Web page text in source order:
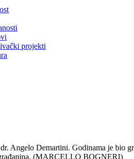
projekti
Angelo Demartini. Godinama je bio
(MARCELLO BOGNERI)